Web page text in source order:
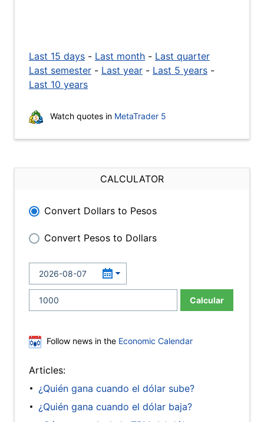
Last 15 days - Last month - Last quarter
Last semester - Last year - Last 5 years -
Last 10 years
Watch quotes in MetaTrader 5
CALCULATOR
Convert Dollars to Pesos
Convert Pesos to Dollars
Calcular
Follow news in the Economic Calendar
Articles:
¿Quién gana cuando el dólar sube?
¿Quién gana cuando el dólar baja?